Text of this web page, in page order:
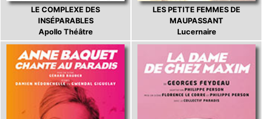
LE COMPLEXE DES
INSÉPARABLES
Apollo Théâtre
LES PETITE FEMMES DE
MAUPASSANT
Lucernaire